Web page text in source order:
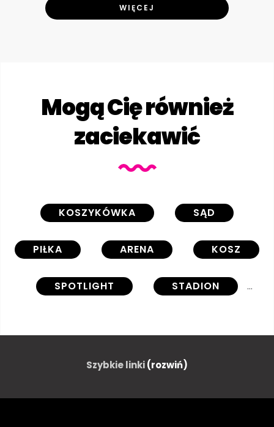
WIĘCEJ
Mogą Cię również
zaciekawić
KOSZYKÓWKA SĄD
PIŁKA ARENA KOSZ
SPOTLIGHT STADION
KONKURENCJA TURNIEJ
ROZRYWKA PIĘTRO
Szybkie linki(rozwiń)